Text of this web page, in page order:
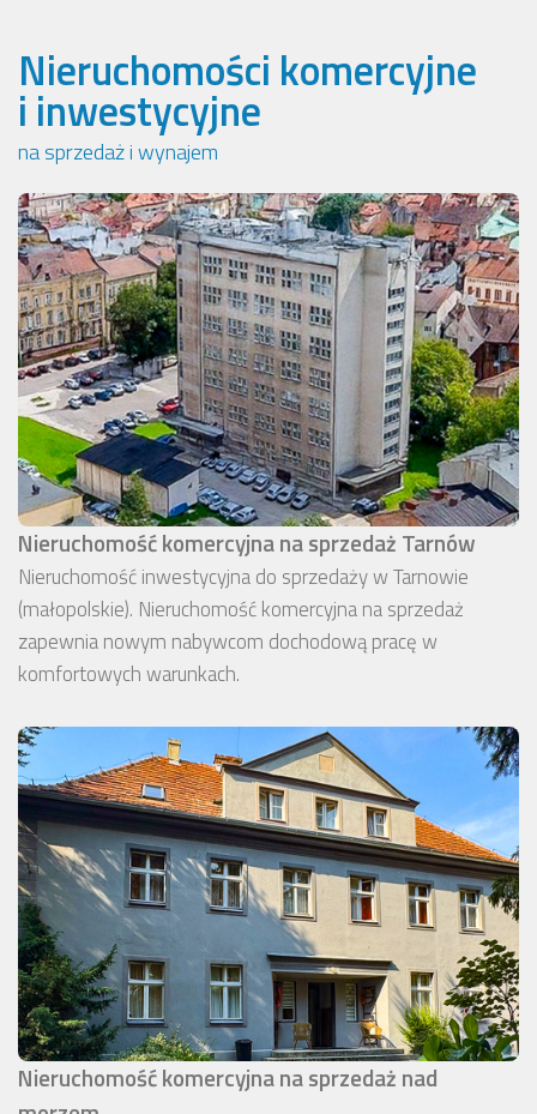
Nieruchomości komercyjne
i inwestycyjne
na sprzedaż i wynajem
Nieruchomość komercyjna na sprzedaż Tarnów
Nieruchomość inwestycyjna do sprzedaży w Tarnowie
(małopolskie). Nieruchomość komercyjna na sprzedaż
zapewnia nowym nabywcom dochodową pracę w
komfortowych warunkach.
Nieruchomość komercyjna na sprzedaż nad